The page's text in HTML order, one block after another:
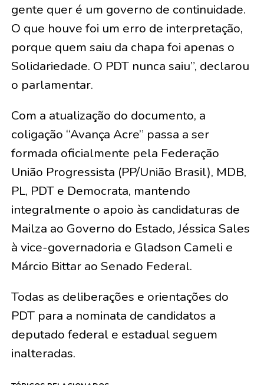
gente quer é um governo de continuidade.
O que houve foi um erro de interpretação,
porque quem saiu da chapa foi apenas o
Solidariedade. O PDT nunca saiu”, declarou
o parlamentar.
​Com a atualização do documento, a
coligação “Avança Acre” passa a ser
formada oficialmente pela Federação
União Progressista (PP/União Brasil), MDB,
PL, PDT e Democrata, mantendo
integralmente o apoio às candidaturas de
Mailza ao Governo do Estado, Jéssica Sales
à vice-governadoria e Gladson Cameli e
Márcio Bittar ao Senado Federal.
​Todas as deliberações e orientações do
PDT para a nominata de candidatos a
deputado federal e estadual seguem
inalteradas.